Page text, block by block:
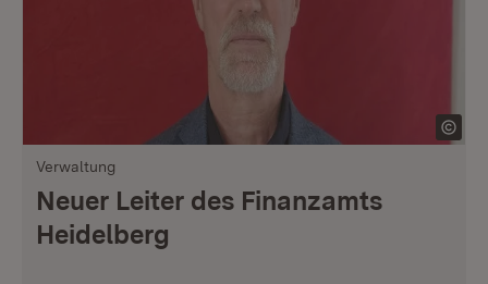
Verwaltung
Neuer Leiter des Finanzamts
Heidelberg